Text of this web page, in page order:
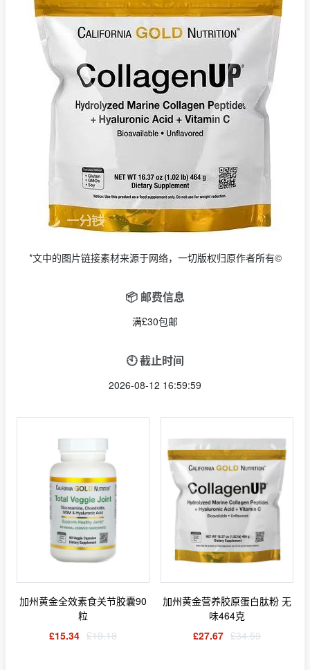
*文中的图片链接素材来源于网络，一切版权归原作者所有©
📦 邮费信息
满£30包邮
🕙 截止时间
2026-08-12 16:59:59
加州黄金全效素食关节胶囊90
粒
£15.34 £19.18
加州黄金营养胶原蛋白肽粉 无
味464克
£27.67 £34.59